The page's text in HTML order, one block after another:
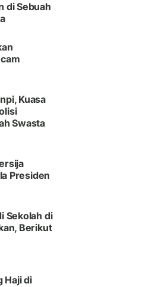
di Sebuah
Kuasa
Swasta
Presiden
Sekolah di
Berikut
Haji di